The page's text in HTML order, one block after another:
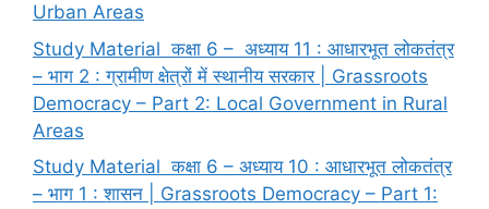
Urban Areas
Study Material कक्षा 6 – अध्याय 11 : आधारभूत लोकतंत्र
– भाग 2 : ग्रामीण क्षेत्रों में स्थानीय सरकार | Grassroots
Democracy – Part 2: Local Government in Rural
Areas
Study Material कक्षा 6 – अध्याय 10 : आधारभूत लोकतंत्र
– भाग 1 : शासन | Grassroots Democracy – Part 1: